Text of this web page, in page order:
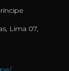
Lima 07,